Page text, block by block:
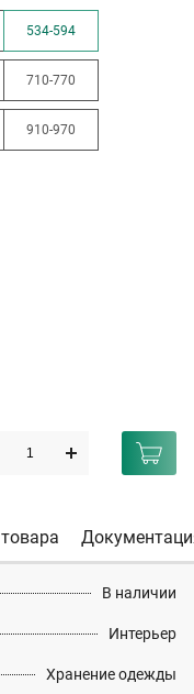
534-594
710-770
910-970
В наличии
Интерьер
Хранение одежды